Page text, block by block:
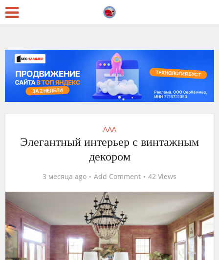
AAA
Элегантный интерьер с винтажным
декором
3 месяца ago Add Comment 42 Views